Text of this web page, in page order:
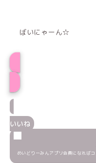
ばいにゃーん☆
いいね
めいどりーみんアプリ会員になれば